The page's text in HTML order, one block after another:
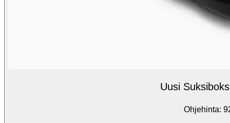
Uusi
Ohjehinta: